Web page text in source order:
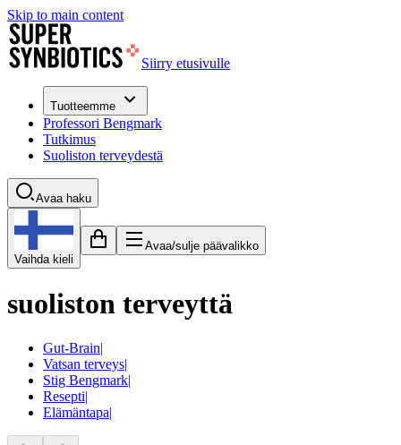
Skip to main content
Siirry etusivulle
Tuotteemme
Professori Bengmark
Tutkimus
Suoliston terveydestä
Avaa haku
Vaihda kieli
Avaa/sulje päävalikko
suoliston terveyttä
Gut-Brain|
Vatsan terveys|
Stig Bengmark|
Resepti|
Elämäntapa|